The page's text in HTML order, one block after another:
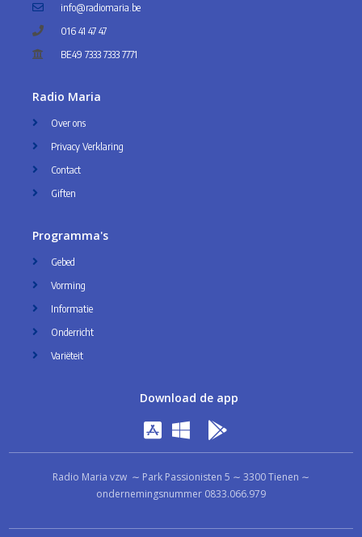
info@radiomaria.be
016 41 47 47
BE49 7333 7333 7771
Radio Maria
Over ons
Privacy Verklaring
Contact
Giften
Programma's
Gebed
Vorming
Informatie
Onderricht
Variëteit
Download de app
Radio Maria vzw ∼ Park Passionisten 5 ∼ 3300 Tienen ∼
ondernemingsnummer 0833.066.979